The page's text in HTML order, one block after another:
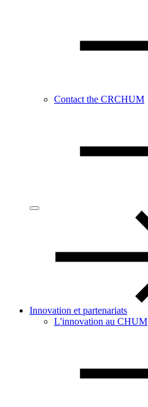
Contact the CRCHUM
Innovation et partenariats
L'innovation au CHUM